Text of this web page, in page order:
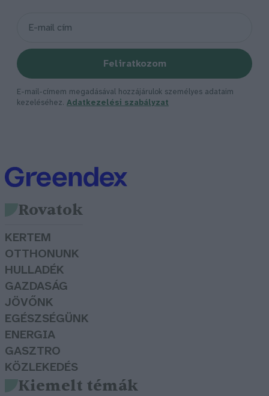
Feliratkozom
E-mail-címem megadásával hozzájárulok személyes adataim
kezeléséhez. Adatkezelési szabályzat
Rovatok
KERTEM
OTTHONUNK
HULLADÉK
GAZDASÁG
JÖVŐNK
EGÉSZSÉGÜNK
ENERGIA
GASZTRO
KÖZLEKEDÉS
Kiemelt témák